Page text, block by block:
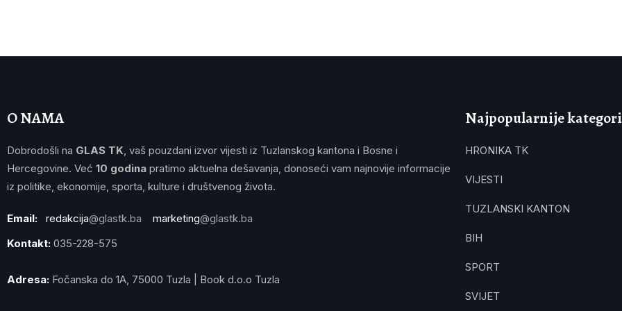
O NAMA
Dobrodošli na GLAS TK, vaš pouzdani izvor vijesti iz Tuzlanskog kantona i Bosne i
Hercegovine. Već 10 godina pratimo aktuelna dešavanja, donoseći vam najnovije informacije
iz politike, ekonomije, sporta, kulture i društvenog života.
Email: redakcija@glastk.ba marketing@glastk.ba
Kontakt: 035-228-575
Adresa: Fočanska do 1A, 75000 Tuzla | Book d.o.o Tuzla
Najpopularnije
HRONIKA TK
VIJESTI
TUZLANSKI KANTON
BIH
SPORT
SVIJET